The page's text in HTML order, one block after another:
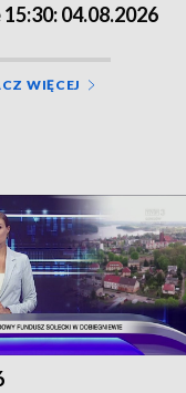
04.08.2026
WIĘCEJ